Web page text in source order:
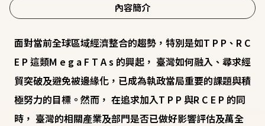
內容簡介
面對當前全球區域經濟整合的趨勢，特別是如T P P、R C
E P 這類M e g a F T A s 的興起， 臺灣如何融入、尋求經
貿突破及避免被邊緣化，已成為執政當局重要的課題與積
極努力的目標。然而， 在追求加入T P P 與R C E P 的同
時， 臺灣的相關產業及部門是否已做好影響評估及萬全